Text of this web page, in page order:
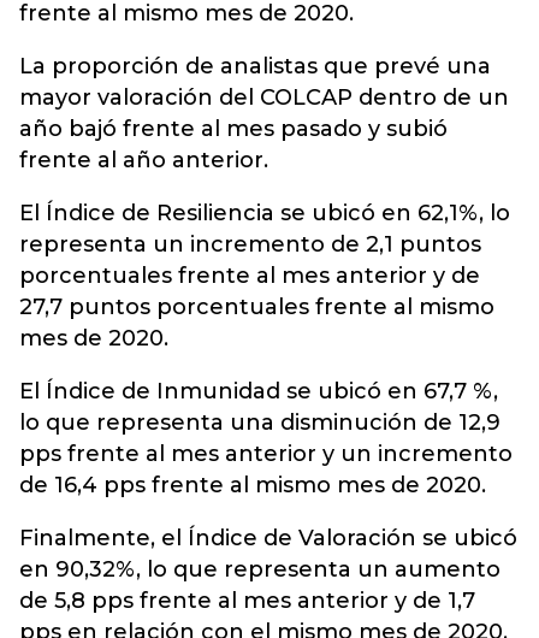
frente al mismo mes de 2020.
La proporción de analistas que prevé una
mayor valoración del COLCAP dentro de un
año bajó frente al mes pasado y subió
frente al año anterior.
El Índice de Resiliencia se ubicó en 62,1%, lo
representa un incremento de 2,1 puntos
porcentuales frente al mes anterior y de
27,7 puntos porcentuales frente al mismo
mes de 2020.
El Índice de Inmunidad se ubicó en 67,7 %,
lo que representa una disminución de 12,9
pps frente al mes anterior y un incremento
de 16,4 pps frente al mismo mes de 2020.
Finalmente, el Índice de Valoración se ubicó
en 90,32%, lo que representa un aumento
de 5,8 pps frente al mes anterior y de 1,7
pps en relación con el mismo mes de 2020.